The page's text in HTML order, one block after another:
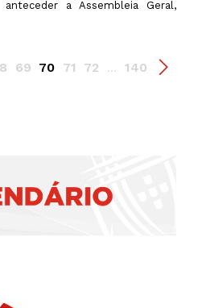
a Assembleia Geral,
69 70 71 72 ... 140